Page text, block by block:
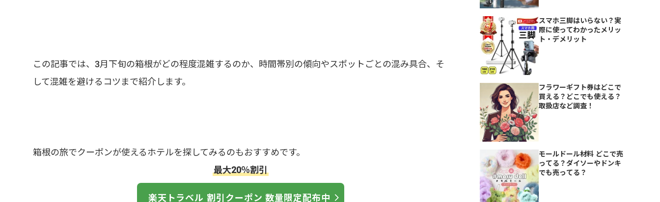
この記事では、3月下旬の箱根がどの程度混雑するのか、時間帯別の傾向やスポットごとの混み具合、そ
して混雑を避けるコツまで紹介します。
箱根の旅でクーポンが使えるホテルを探してみるのもおすすめです。
最大20％割引
楽天トラベル 割引クーポン 数量限定配布中
スマホ三脚はいらない？実
際に使ってわかったメリッ
ト・デメリット
フラワーギフト券はどこで
買える？どこでも使える？
取扱店など調査！
モールドール材料 どこで売
ってる？ダイソーやドンキ
でも売ってる？